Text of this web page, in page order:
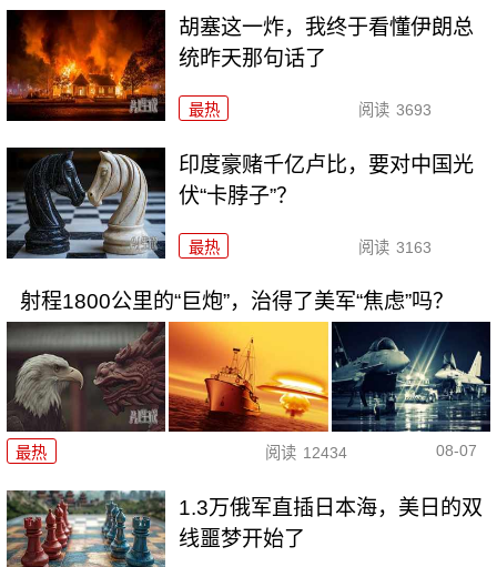
胡塞这一炸，我终于看懂伊朗总
统昨天那句话了
最热 阅读 3693
印度豪赌千亿卢比，要对中国光
伏“卡脖子”？
最热 阅读 3163
射程1800公里的“巨炮”，治得了美军“焦虑”吗？
最热 阅读 12434 08-07
1.3万俄军直插日本海，美日的双
线噩梦开始了